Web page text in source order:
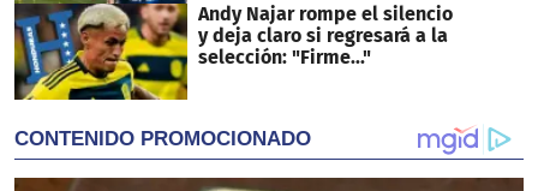
Andy Najar rompe el silencio
y deja claro si regresará a la
selección: "Firme..."